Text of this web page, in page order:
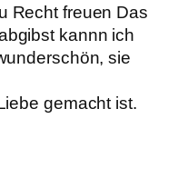
Recht freuen Das
kannn ich
sie
gemacht ist.